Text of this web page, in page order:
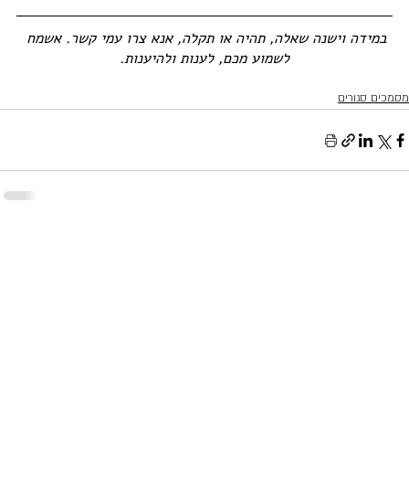
במידה וישנה שאלה, תהיה או תקלה, אנא צרו עמי קשר. אשמח
לשמוע מכם, לענות ולהיענות.
מסמכים סגורים